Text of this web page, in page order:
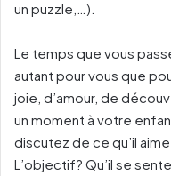
un puzzle,…).
Le temps que vous
autant pour vous que
joie, d’amour, de
un moment à votre
discutez de ce qu’il
L’objectif? Qu’il se